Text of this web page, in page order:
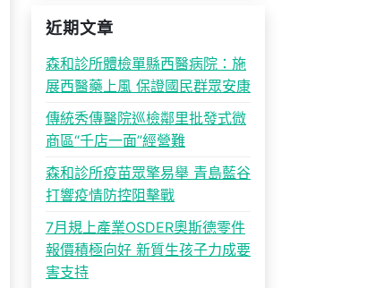
近期文章
森和診所體檢單縣西醫病院：施
展西醫藥上風 保證國民群眾安康
傳統秀傳醫院巡檢鄰里批發式微
商區“千店一面”經營難
森和診所疫苗眾擎易舉 青島藍谷
打響疫情防控阻擊戰
7月規上產業OSDER奧斯德零件
報價積極向好 新質生孩子力成要
害支持